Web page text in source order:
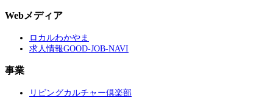
Webメディア
ロカルわかやま
求人情報GOOD-JOB-NAVI
事業
リビングカルチャー倶楽部